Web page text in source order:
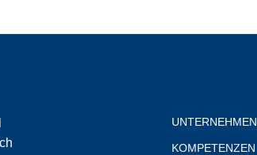
UNTERNEHMEN
KOMPETENZEN